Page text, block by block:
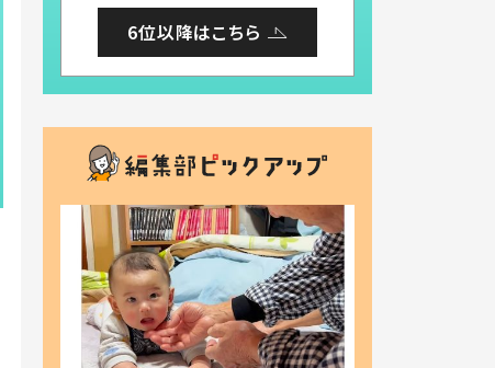
6位以降はこちら